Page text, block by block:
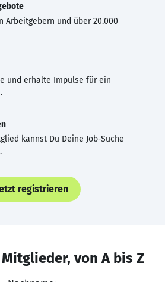
Arbeitgebern und über 20.000
und erhalte Impulse für ein
kannst Du Deine Job-Suche
registrieren
Mitglieder, von A bis Z